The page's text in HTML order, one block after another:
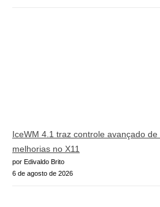
IceWM 4.1 traz controle avançado
melhorias no X11
por Edivaldo Brito
6 de agosto de 2026